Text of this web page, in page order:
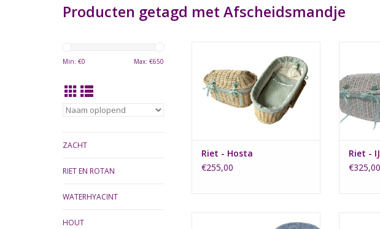
Producten getagd met Afscheidsmandje
Min: €0 Max: €650
ZACHT
RIET EN ROTAN
WATERHYACINT
HOUT
groene bekleding met vogeltjes
TOEVOEGEN AAN WINKELWAGEN
Riet - Hosta
€255,00
een
Riet -
€325,00
Het wit